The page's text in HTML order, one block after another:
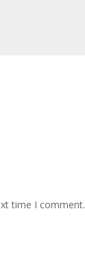
time I comment.